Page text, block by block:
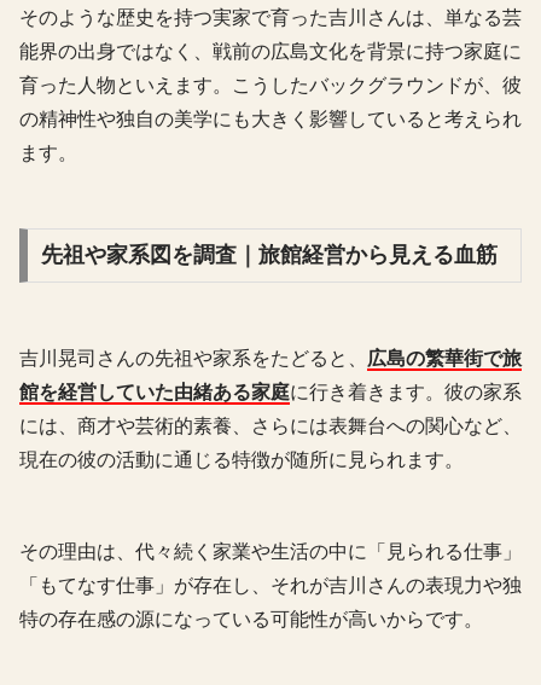
そのような歴史を持つ実家で育った吉川さんは、単なる芸
能界の出身ではなく、戦前の広島文化を背景に持つ家庭に
育った人物といえます。こうしたバックグラウンドが、彼
の精神性や独自の美学にも大きく影響していると考えられ
ます。
先祖や家系図を調査｜旅館経営から見える血筋
吉川晃司さんの先祖や家系をたどると、 広島の繁華街で旅
館を経営していた由緒ある家庭に行き着きます。彼の家系
には、商才や芸術的素養、さらには表舞台への関心など、
現在の彼の活動に通じる特徴が随所に見られます。
その理由は、代々続く家業や生活の中に「見られる仕事」
「もてなす仕事」が存在し、それが吉川さんの表現力や独
特の存在感の源になっている可能性が高いからです。